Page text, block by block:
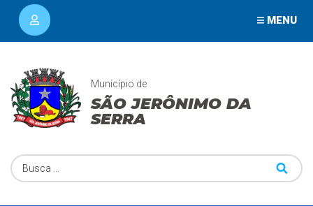
MENU
Município de
SÃO JERÔNIMO DA
SERRA